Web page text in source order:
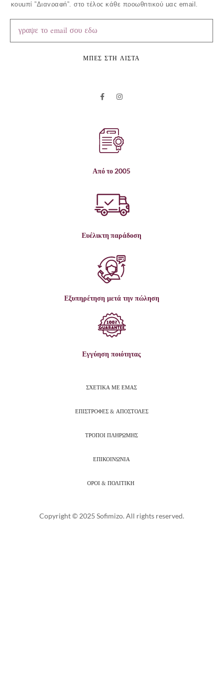
κουμπί ”Διαγραφή”, στο τέλος κάθε προωθητικού μας email.
ΜΠΕΣ ΣΤΗ ΛΙΣΤΑ
Από το 2005
Ευέλικτη παράδοση
Εξυπηρέτηση μετά την πώληση
Εγγύηση ποιότητας
ΣΧΕΤΙΚΑ ΜΕ ΕΜΑΣ
ΕΠΙΣΤΡΟΦΕΣ & ΑΠΟΣΤΟΛΕΣ
ΤΡΟΠΟΙ ΠΛΗΡΩΜΗΣ
ΕΠΙΚΟΙΝΩΝΙΑ
ΟΡΟΙ & ΠΟΛΙΤΙΚΗ
Copyright © 2025 Sofimizo. All rights reserved.